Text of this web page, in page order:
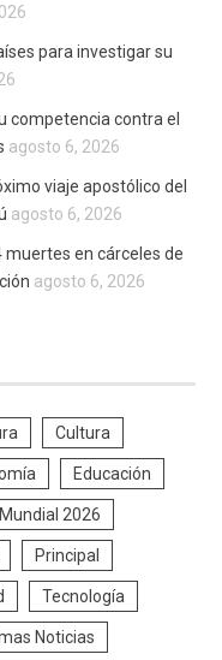
para investigar su
competencia contra el
agosto 6, 2026
viaje apostólico del
agosto 6, 2026
muertes en cárceles de
agosto 6, 2026
Cultura
Educación
Mundial 2026
Principal
Tecnología
Noticias